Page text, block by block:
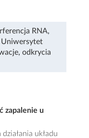
RNA,
Uniwersytet
, odkrycia
zapalenie u
układu